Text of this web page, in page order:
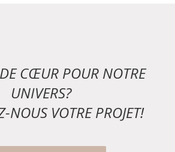
CŒUR POUR NOTRE
UNIVERS?
NOUS VOTRE PROJET!